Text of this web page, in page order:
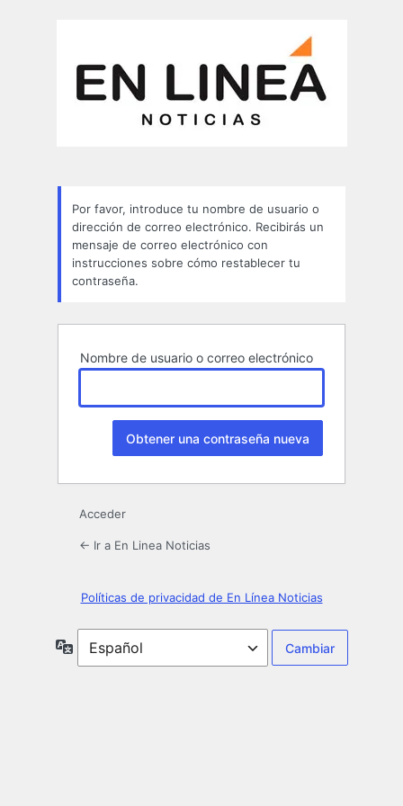
Por favor, introduce tu nombre de usuario o
dirección de correo electrónico. Recibirás un
mensaje de correo electrónico con
instrucciones sobre cómo restablecer tu
contraseña.
Nombre de usuario o correo electrónico
Acceder
← Ir a En Linea Noticias
Políticas de privacidad de En Línea Noticias
Idioma